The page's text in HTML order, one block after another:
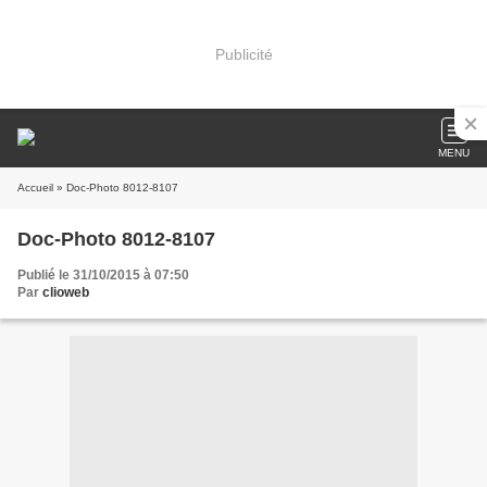
Publicité
MENU
Accueil » Doc-Photo 8012-8107
Doc-Photo 8012-8107
Publié le 31/10/2015 à 07:50
Par clioweb